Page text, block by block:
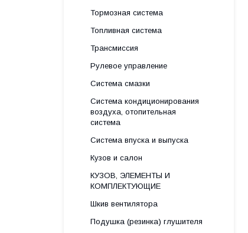
Тормозная система
Топливная система
Трансмиссия
Рулевое управление
Система смазки
Система кондиционирования
воздуха, отопительная
система
Система впуска и выпуска
Кузов и салон
КУЗОВ, ЭЛЕМЕНТЫ И
КОМПЛЕКТУЮЩИЕ
Шкив вентилятора
Подушка (резинка) глушителя